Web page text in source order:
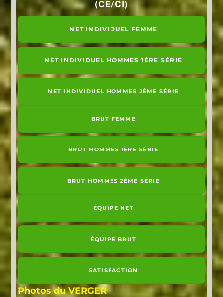
(CE/CI)
NET INDIVIDUEL FEMME
NET INDIVIDUEL HOMMES 1ÈRE SÉRIE
NET INDIVIDUEL HOMMES 2ÈME SÉRIE
BRUT FEMME
BRUT HOMMES 1ÈRE SÉRIE
BRUT HOMMES 2ÈME SÉRIE
ÉQUIPE NET
ÉQUIPE BRUT
SATISFACTION
Photos du VERGER